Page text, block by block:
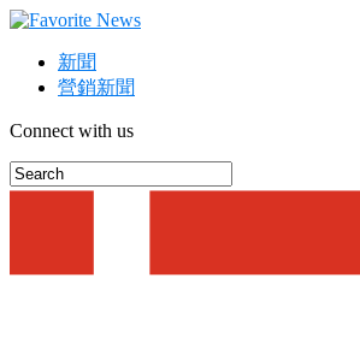
新聞
營銷新聞
Connect with us